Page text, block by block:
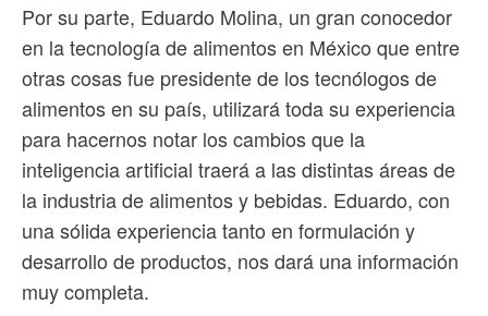
Por su parte, Eduardo Molina, un gran conocedor
en la tecnología de alimentos en México que entre
otras cosas fue presidente de los tecnólogos de
alimentos en su país, utilizará toda su experiencia
para hacernos notar los cambios que la
inteligencia artificial traerá a las distintas áreas de
la industria de alimentos y bebidas. Eduardo, con
una sólida experiencia tanto en formulación y
desarrollo de productos, nos dará una información
muy completa.